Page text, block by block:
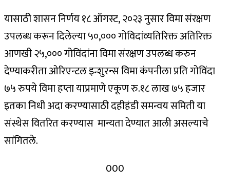
यासाठी शासन निर्णय १८ ऑगस्ट,२०२३ नुसार विमा संरक्षण
उपलब्ध करून दिलेल्या ५०,००० गोविदांव्यतिरिक्त अतिरिक्त
आणखी २५,००० गोविंदांना विमा संरक्षण उपलब्ध करुन
देण्याकरीता ओरिएन्टल इन्शुरन्स विमा कंपनीला प्रति गोविंदा
७५ रुपये विमा हप्ता याप्रमाणे एकूण रु.१८ लाख ७५ हजार
इतका निधी अदा करण्यासाठी दहीहंडी समन्वय समिती या
संस्थेस वितरित करण्यास मान्यता देण्यात आली असल्याचे
सांगितले.
000